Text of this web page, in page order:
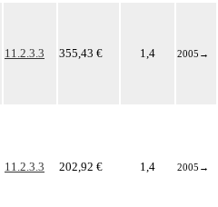
11.2.3.3 355,43 € 1,4 2005 →
11.2.3.3 202,92 € 1,4 2005 →